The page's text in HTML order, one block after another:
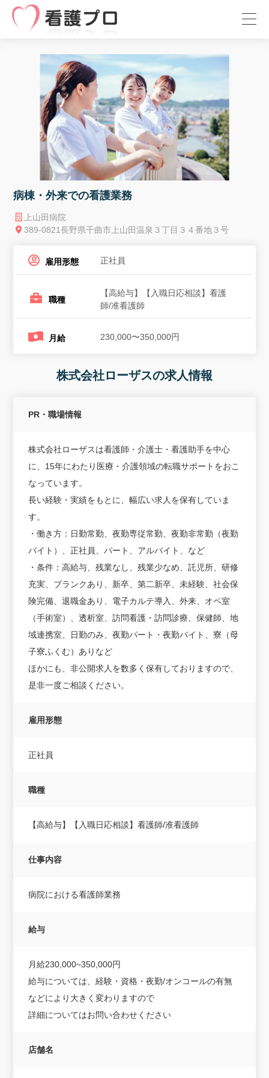
病棟・外来での看護業務
上山田病院
389-0821長野県千曲市上山田温泉３丁目３４番地３号
雇用形態 正社員
職種
【高給与】【入職日応相談】看護
師/准看護師
月給 230,000〜350,000円
株式会社ローザスの求人情報
PR・職場情報
株式会社ローザスは看護師・介護士・看護助手を中心
に、15年にわたり医療・介護領域の転職サポートをおこ
なっています。
長い経験・実績をもとに、幅広い求人を保有していま
す。
・働き方：日勤常勤、夜勤専従常勤、夜勤非常勤（夜勤
バイト）、正社員、パート、アルバイト、など
・条件：高給与、残業なし、残業少なめ、託児所、研修
充実、ブランクあり、新卒、第二新卒、未経験、社会保
険完備、退職金あり、電子カルテ導入、外来、オペ室
（手術室）、透析室、訪問看護・訪問診療、保健師、地
域連携室、日勤のみ、夜勤パート・夜勤バイト、寮（母
子寮ふくむ）ありなど
ほかにも、非公開求人を数多く保有しておりますので、
是非一度ご相談ください。
雇用形態
正社員
職種
【高給与】【入職日応相談】看護師/准看護師
仕事内容
病院における看護師業務
給与
月給230,000~350,000円
給与については、経験・資格・夜勤/オンコールの有無
などにより大きく変わりますので
詳細についてはお問い合わせください
店舗名